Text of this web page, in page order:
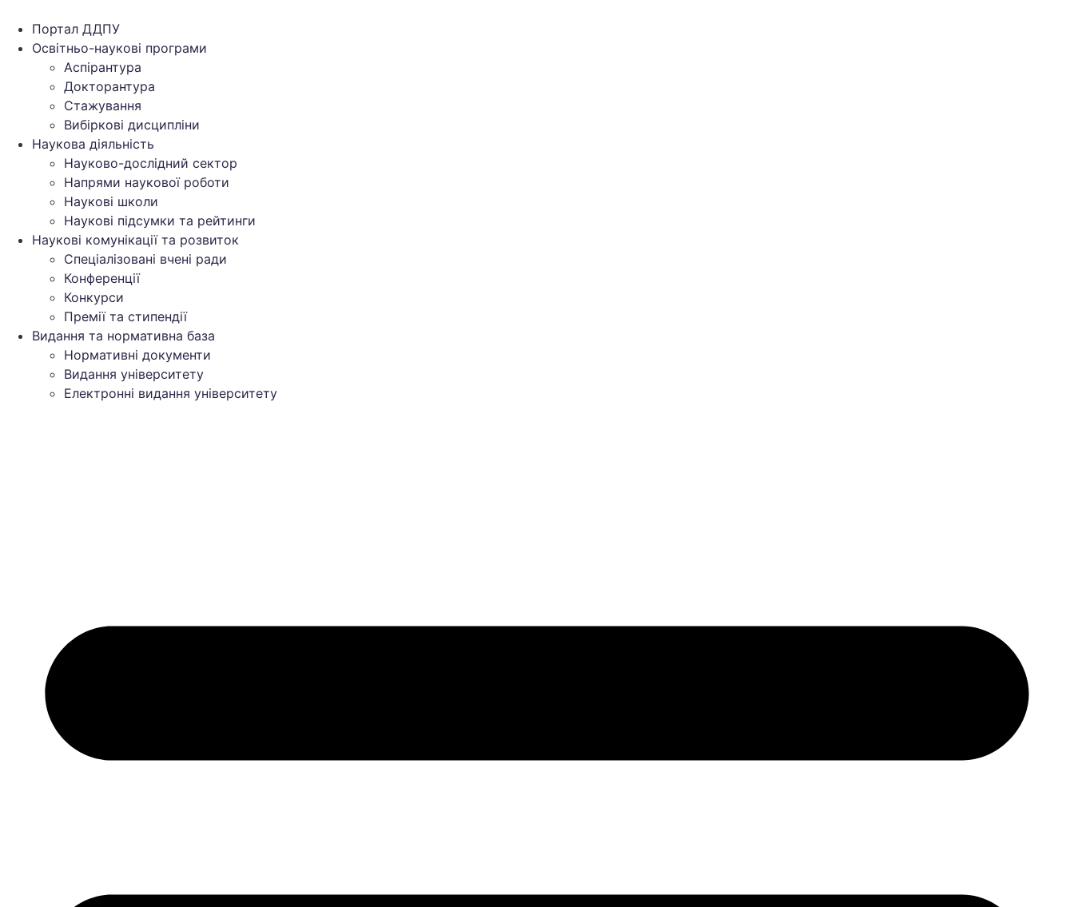
вмісту
Портал ДДПУ
Освітньо-наукові програми
Аспірантура
Докторантура
Стажування
Вибіркові дисципліни
Наукова діяльність
Науково-дослідний сектор
Напрями наукової роботи
Наукові школи
Наукові підсумки та рейтинги
Наукові комунікації та розвиток
Спеціалізовані вчені ради
Конференції
Конкурси
Премії та стипендії
Видання та нормативна база
Нормативні документи
Видання університету
Електронні видання університету